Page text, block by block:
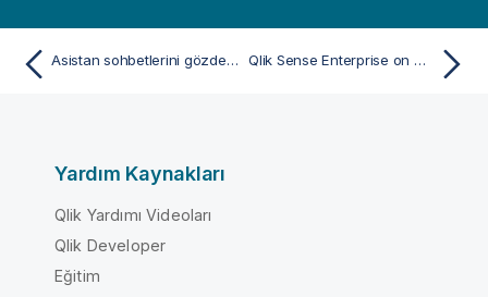
Asistan sohbetlerini gözden geçirme Qlik Sense Enterprise on Windows sürümünden dağıtılan uygulamalarla çalışma
Yardım Kaynakları
Qlik Yardımı Videoları
Qlik Developer
Eğitim